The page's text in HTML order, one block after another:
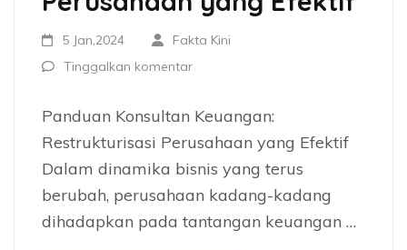
5 Jan,2024
Fakta Kini
Tinggalkan komentar
Panduan Konsultan Keuangan:
Restrukturisasi Perusahaan yang Efektif
Dalam dinamika bisnis yang terus
berubah, perusahaan kadang-kadang
dihadapkan pada tantangan keuangan …